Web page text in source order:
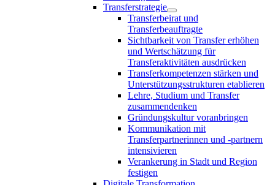
Transferstrategie
Transferbeirat und
Transferbeauftragte
Sichtbarkeit von Transfer erhöhen
und Wertschätzung für
Transferaktivitäten ausdrücken
Transferkompetenzen stärken und
Unterstützungsstrukturen etablieren
Lehre, Studium und Transfer
zusammendenken
Gründungskultur voranbringen
Kommunikation mit
Transferpartnerinnen und -partnern
intensivieren
Verankerung in Stadt und Region
festigen